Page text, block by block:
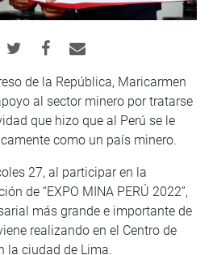
de la República, Maricarmen
al sector minero por tratarse
que hizo que al Perú se le
como un país minero.
27, al participar en la
de “EXPO MINA PERÚ 2022”,
más grande e importante de
realizando en el Centro de
la ciudad de Lima.